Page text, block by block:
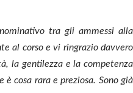
tra gli ammessi alla
al corso e vi ringrazio davvero
la gentilezza e la competenza
è cosa rara e preziosa. Sono già